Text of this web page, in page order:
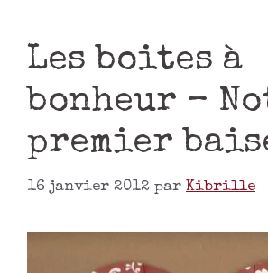
Les boites à
bonheur –
premier
16 janvier 2012 par Kibrille